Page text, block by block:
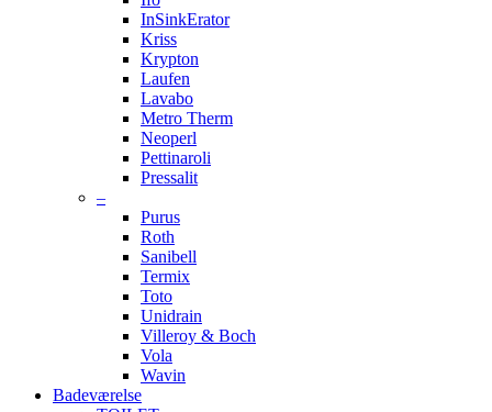
InSinkErator
Kriss
Krypton
Laufen
Lavabo
Metro Therm
Neoperl
Pettinaroli
Pressalit
–
Purus
Roth
Sanibell
Termix
Toto
Unidrain
Villeroy & Boch
Vola
Wavin
Badeværelse